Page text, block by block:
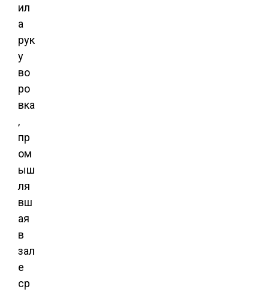
ил
а
рук
у
во
ро
вка
,
пр
ом
ыш
ля
вш
ая
в
зал
е
ср